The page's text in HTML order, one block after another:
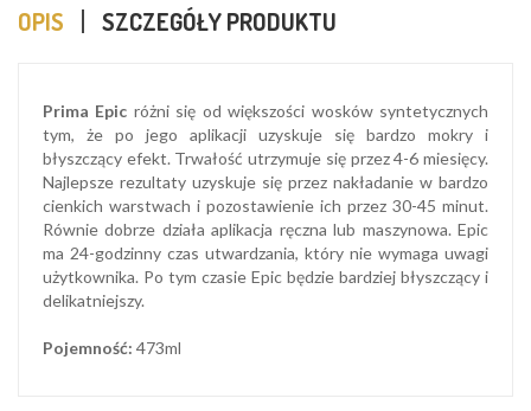
OPIS SZCZEGÓŁY PRODUKTU
Prima Epic różni się od większości wosków syntetycznych
tym, że po jego aplikacji uzyskuje się bardzo mokry i
błyszczący efekt. Trwałość utrzymuje się przez 4-6 miesięcy.
Najlepsze rezultaty uzyskuje się przez nakładanie w bardzo
cienkich warstwach i pozostawienie ich przez 30-45 minut.
Równie dobrze działa aplikacja ręczna lub maszynowa. Epic
ma 24-godzinny czas utwardzania, który nie wymaga uwagi
użytkownika. Po tym czasie Epic będzie bardziej błyszczący i
delikatniejszy.
Pojemność: 473ml